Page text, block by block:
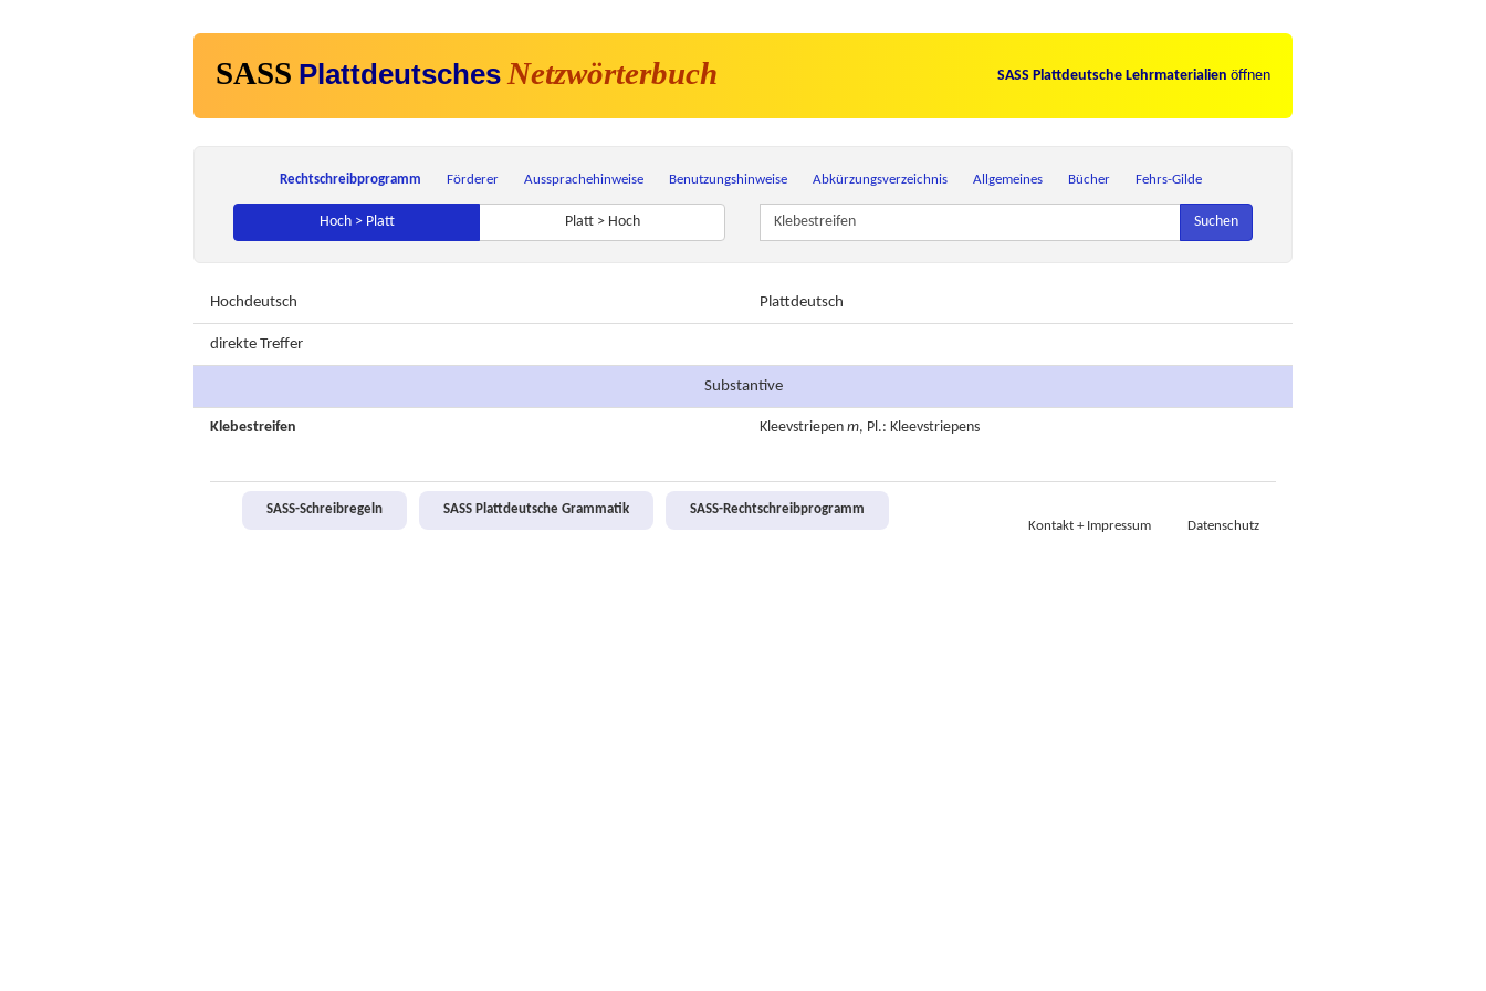
SASS Plattdeutsches Netzwörterbuch SASS Plattdeutsche Lehrmaterialien öffnen
Rechtschreibprogramm Förderer Aussprachehinweise Benutzungshinweise Abkürzungsverzeichnis Allgemeines Bücher Fehrs-Gilde
Hoch > Platt Platt > Hoch Suchen
Hochdeutsch Plattdeutsch
direkte Treffer
Substantive
Klebestreifen Kleevstriepen m, Pl.: Kleevstriepens
SASS-Schreibregeln SASS Plattdeutsche Grammatik
SASS-Rechtschreibprogramm
Kontakt + Impressum
Datenschutz